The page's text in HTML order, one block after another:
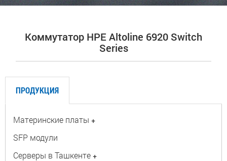
КАТАЛОГ
УСЛУГИ
КОНТАКТЫ
Коммутатор HPE Altoline 6920 Switch
Series
ПРОДУКЦИЯ
Материнские платы +
SFP модули
Серверы в Ташкенте +